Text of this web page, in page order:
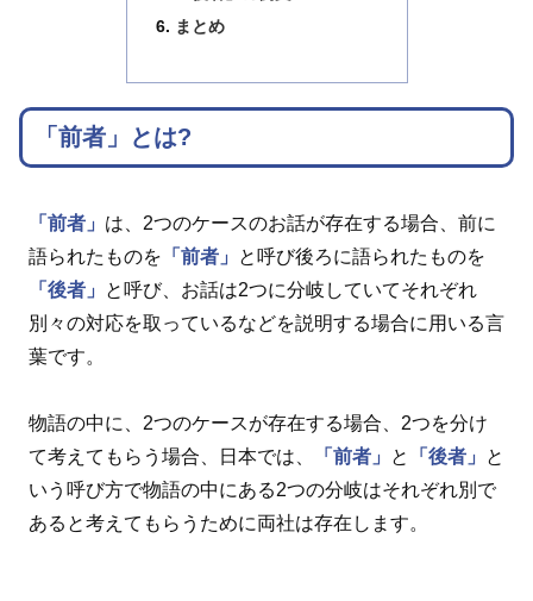
まとめ
「前者」とは?
「前者」 は、2つのケースのお話が存在する場合、前に
語られたものを 「前者」
と呼び後ろに語られたものを
「後者」
と呼び、お話は2つに分岐していてそれぞれ
別々の対応を取っているなどを説明する場合に用いる言
葉です。
物語の中に、2つのケースが存在する場合、2つを分け
て考えてもらう場合、日本では、
「前者」 と 「後者」
と
いう呼び方で物語の中にある2つの分岐はそれぞれ別で
あると考えてもらうために両社は存在します。